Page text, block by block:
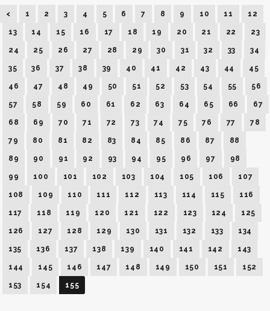
< 1 2 3 4 5 6 7 8 9 10 11 12
13 14 15 16 17 18 19 20 21 22 23
24 25 26 27 28 29 30 31 32 33 34
35 36 37 38 39 40 41 42 43 44 45
46 47 48 49 50 51 52 53 54 55 56
57 58 59 60 61 62 63 64 65 66 67
68 69 70 71 72 73 74 75 76 77 78
79 80 81 82 83 84 85 86 87 88
89 90 91 92 93 94 95 96 97 98
99 100 101 102 103 104 105 106 107
108 109 110 111 112 113 114 115 116
117 118 119 120 121 122 123 124 125
126 127 128 129 130 131 132 133 134
135 136 137 138 139 140 141 142 143
144 145 146 147 148 149 150 151 152
153 154 155